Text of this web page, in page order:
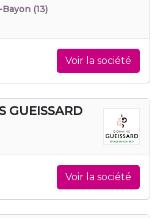
(13)
Voir la société
GUEISSARD
Voir la société